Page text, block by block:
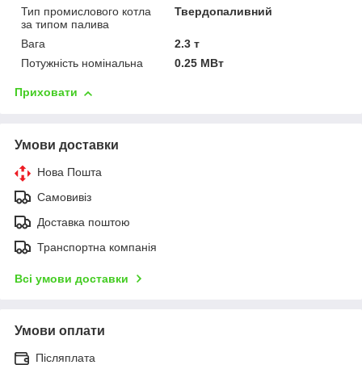
Тип промислового котла
за типом палива
Твердопаливний
Вага
2.3 т
Потужність номінальна
0.25 МВт
Приховати
Умови доставки
Нова Пошта
Самовивіз
Доставка поштою
Транспортна компанія
Всі умови доставки
Умови оплати
Післяплата